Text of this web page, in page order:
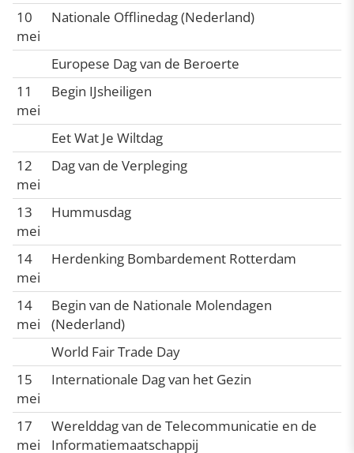
10
mei
Nationale Offlinedag (Nederland)
Europese Dag van de Beroerte
11
mei
Begin IJsheiligen
Eet Wat Je Wiltdag
12
mei
Dag van de Verpleging
13
mei
Hummusdag
14
mei
Herdenking Bombardement Rotterdam
14
mei
Begin van de Nationale Molendagen
(Nederland)
World Fair Trade Day
15
mei
Internationale Dag van het Gezin
17
mei
Werelddag van de Telecommunicatie en de
Informatiemaatschappij